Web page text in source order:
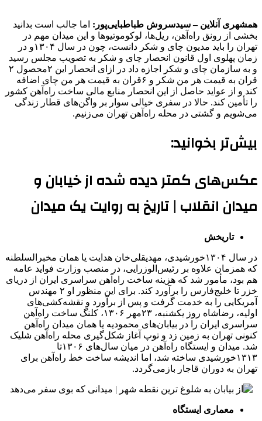
همشهری آنلاین – سیدسروش طباطبایی‌پور: اما جالب است بدانید
بخشی از رونق راه‌آهن، ریل‌ها، لوکوموتیوها و این میدان مهم در
تهران را باید مدیون چای و شکر دانست، چون در سال ۱۳۰۴و در
زمان پهلوی اول قانون انحصار چای و شکر به تصویب مجلس رسید
و به سازمان چای و شکر اجازه داد در ازای انحصار این ۲محصول ۲
قران به قیمت هر من شکر و ۶قران به قیمت هر من چای اضافه
کند و از عواید حاصل از این انحصار منابع مالی ساخت راه‌آهن کشور
را تأمین کند. حالا در سفری خیالی سوار بر واگن‌های قطار زندگی
می‌شویم و گشتی در محله راه‌آهن تهران می‌زنیم.
بیش‌تر بخوانید:
عکس‌های کمتر دیده شده از خیابان و
میدان انقلاب | تاریخ به روایت یک میدان
تاریخش
در سال ۱۳۰۴خورشیدی، مهدیقلی‌خان هدایت یا همان مخبرالسلطنه
که همزمان علاوه بر رئیس‌الوزرایی، در منصب وزارت فواید عامه
هم بود، مأمور شد که هزینه ساخت راه‌آهن سراسری ایران از دریای
خزر تا خلیج‌فارس را برآورد کند. برای این منظور او ۲ مهندس
آمریکایی را به خدمت گرفت و پس از برآورد و نقشه‌کشی‌های
اولیه، رضاشاه روز یکشنبه، ۲۳مهر ۱۳۰۶، کلنگ ساخت راه‌آهن
سراسری ایران را در بیابان‌های محمودیه یا همان میدان راه‌آهن
کنونی تهران به زمین زد و توپ آغاز شکل‌گیری محله راه‌آهن شلیک
شد. میدان و ایستگاه راه‌آهن در میان سال‌های ۱۳۰۶تا
۱۳۱۳خورشیدی ساخته شد، اما اندیشه‌ ساخت خط راه‌آهن برای
تهران به دوران قاجار بازمی‌گردد.
معماری ایستگاه